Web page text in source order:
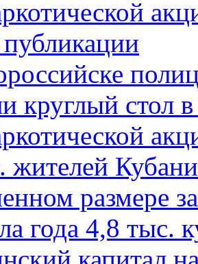
круглый стол
жителей
размере
года 4,8 тыс.